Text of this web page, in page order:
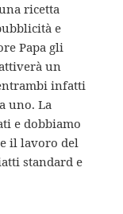
ricetta
e
Papa gli
un
infatti
uno. La
e dobbiamo
il lavoro del
standard e